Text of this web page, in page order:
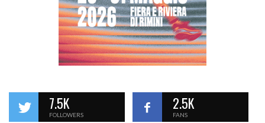
7.5K
FOLLOWERS
2.5K
FANS